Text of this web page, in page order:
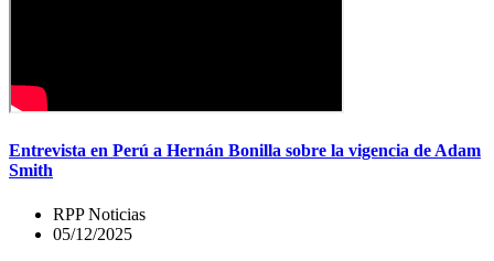
Entrevista en Perú a Hernán Bonilla sobre la vigencia de Adam
Smith
RPP Noticias
05/12/2025